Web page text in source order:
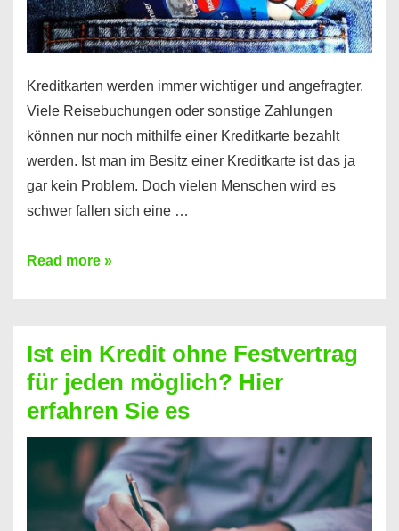
Kreditkarten werden immer wichtiger und angefragter.
Viele Reisebuchungen oder sonstige Zahlungen
können nur noch mithilfe einer Kreditkarte bezahlt
werden. Ist man im Besitz einer Kreditkarte ist das ja
gar kein Problem. Doch vielen Menschen wird es
schwer fallen sich eine …
Kreditkarte
Prepaid
ist
nicht
nur
für
Handy
Read more »
Ist ein Kredit ohne Festvertrag
für jeden möglich? Hier
erfahren Sie es